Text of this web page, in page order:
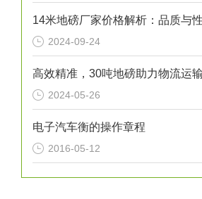
2024-09-24
高效精准，30吨地磅助力物流运
2024-05-26
电子汽车衡的操作章程
2016-05-12